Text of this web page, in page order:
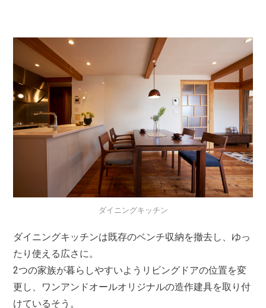
ダイニングキッチン
ダイニングキッチンは既存のベンチ収納を撤去し、ゆっ
たり使える広さに。
2つの家族が暮らしやすいようリビングドアの位置を変
更し、ワンアンドオールオリジナルの造作建具を取り付
けているそう。